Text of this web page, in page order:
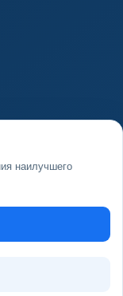
пом. 1
наилучшего